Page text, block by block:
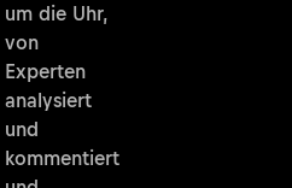
um die Uhr,
von
Experten
analysiert
und
kommentiert